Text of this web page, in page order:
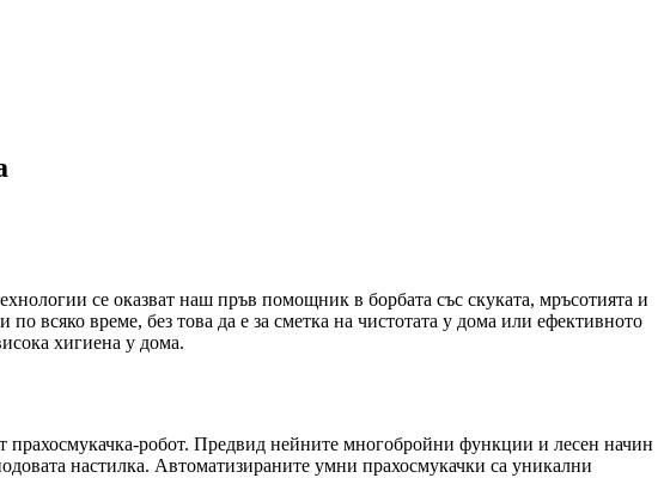
се оказват наш пръв помощник в борбата със скуката, мръсотията и
всяко време, без това да е за сметка на чистотата у дома или ефективното
хигиена у дома.
прахосмукачка-робот. Предвид нейните многобройни функции и лесен начин
настилка. Автоматизираните умни прахосмукачки са уникални